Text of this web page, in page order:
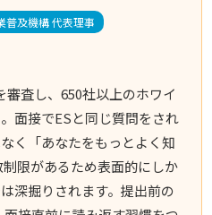
普及機構 代表理事
査し、650社以上のホワイ
面接でESと同じ質問をされ
く「あなたをもっとよく知
限があるため表面的にしか
深掘りされます。提出前の